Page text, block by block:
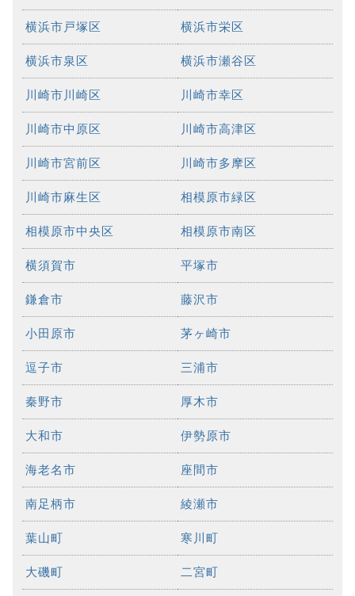
横浜市戸塚区 横浜市栄区
横浜市泉区 横浜市瀬谷区
川崎市川崎区 川崎市幸区
川崎市中原区 川崎市高津区
川崎市宮前区 川崎市多摩区
川崎市麻生区 相模原市緑区
相模原市中央区 相模原市南区
横須賀市 平塚市
鎌倉市 藤沢市
小田原市 茅ヶ崎市
逗子市 三浦市
秦野市 厚木市
大和市 伊勢原市
海老名市 座間市
南足柄市 綾瀬市
葉山町 寒川町
大磯町 二宮町